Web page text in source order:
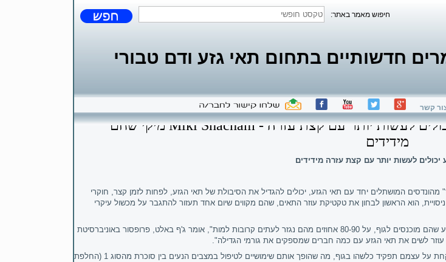
חיפוש מאמר באתר:
חדשותיים בתחום תאי גזע ודם טבורי
קשר
מיקי שחם Miki Shacham - מביא חידושי ומחקרי תאי גזע: תאי גזע יכולים לעשות יותר עם קצת עזרה
מידידים
יכולים לעשות יותר עם קצת עזרה מידידים
המושתלים יחד עם תאי הגזע, יכולים להגדיל את הסיבולת של תאי הגזע, לפחות לזמן קצר, חוקרי
הוא הראשון לבחון את טקטיקת עוזר התאים, שהם מקווים שיום אחד תעזור להתגבר על מכשול עיקרי
"אחד מצווארי הבקבוק בטיפול בתאי גזע הוא ההישרדות של תאים ברגע שהם מוכנסים לגוף, על 80-90 אחוזים מהם נגזר לעתים קרובות למות", אומר ג'ף באלט, פרופסור באוניברסיטת
עוזר לשים את תאי הגזע עם כמה חברים שמספקים את גורמי הגדילה".
תאי גזע יכולים לקחת על עצמם תפקיד כלשהו בגוף, מה שהופך אותם שימושיים לטיפול במצבים הנעים בין סוכרת מהסוג 1 (החלפת